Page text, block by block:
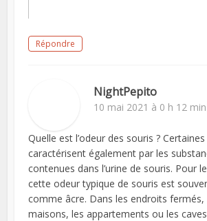
Répondre
NightPepito
10 mai 2021 à 0 h 12 min
Quelle est l’odeur des souris ?
caractérisent également par les
contenues dans l’urine de souris. Pour
cette odeur typique de souris est
comme âcre. Dans les endroits
maisons, les appartements ou les